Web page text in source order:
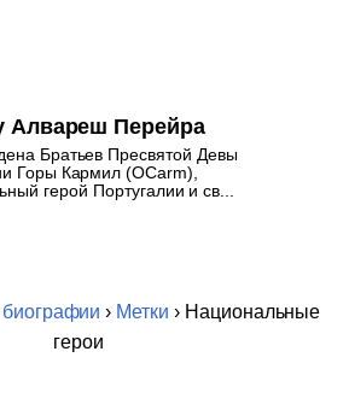
Алвареш Перейра
Братьев Пресвятой Девы
Горы Кармил (OCarm),
герой Португалии и св...
биографии › Метки › Национальные
герои